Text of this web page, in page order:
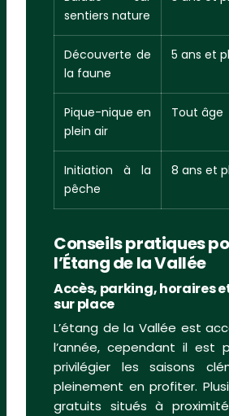
sentiers nature
Découverte de
la faune
5 ans et
Pique-nique en
plein air
Tout âge
Initiation à la
pêche
8 ans et
Conseils pratiques
l’Étang de la Vallée
Accès, parking, horaires
sur place
L’étang de la Vallée est
l’année, cependant il est
privilégier les saisons
pleinement en profiter.
gratuits situés à